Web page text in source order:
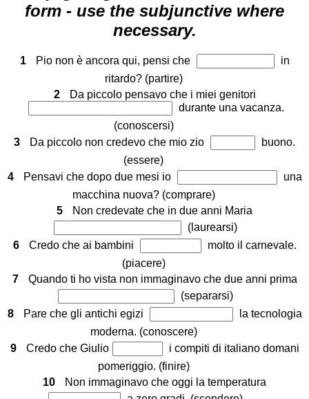
form - use the subjunctive where
necessary.
1 Pio non è ancora qui, pensi che
in
ritardo? (partire)
2
Da piccolo pensavo che i miei genitori
durante una vacanza.
(conoscersi)
3
Da piccolo non credevo che mio zio
buono.
(essere)
4
Pensavi che dopo due mesi io
una
macchina nuova? (comprare)
5
Non credevate che in due anni Maria
(laurearsi)
6
Credo che ai bambini
molto il carnevale.
(piacere)
7
Quando ti ho vista non immaginavo che due anni prima
(separarsi)
8
Pare che gli antichi egizi
la tecnologia
moderna. (conoscere)
9
Credo che Giulio
i compiti di italiano domani
pomeriggio. (finire)
10
Non immaginavo che oggi la temperatura